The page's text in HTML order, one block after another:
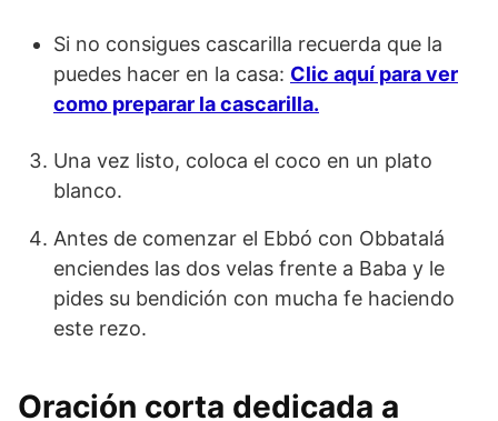
Si no consigues cascarilla recuerda que la
puedes hacer en la casa: Clic aquí para ver
como preparar la cascarilla.
Una vez listo, coloca el coco en un plato
blanco.
Antes de comenzar el Ebbó con Obbatalá
enciendes las dos velas frente a Baba y le
pides su bendición con mucha fe haciendo
este rezo.
Oración corta dedicada a